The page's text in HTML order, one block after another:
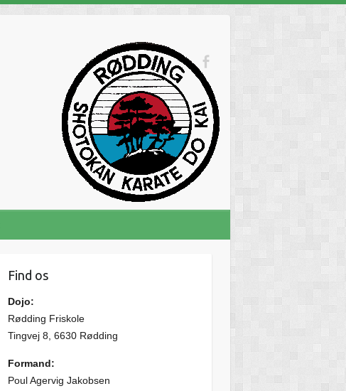
Find os
Dojo:
Rødding Friskole
Tingvej 8, 6630 Rødding
Formand:
Poul Agervig Jakobsen